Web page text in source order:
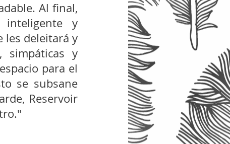
Al final,
inteligente y
les deleitará y
simpáticas y
para el
se subsane
Reservoir